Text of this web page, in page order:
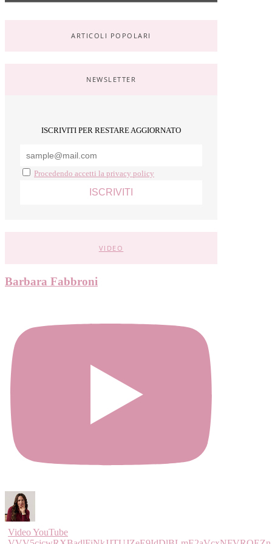
ARTICOLI POPOLARI
NEWSLETTER
ISCRIVITI PER RESTARE AGGIORNATO
Procedendo accetti la privacy policy
VIDEO
Barbara Fabbroni
Video YouTube